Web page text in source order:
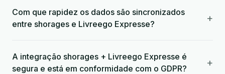
Com que rapidez os dados são sincronizados
entre shorages e Livreego Expresse?
+
A integração shorages + Livreego Expresse é
segura e está em conformidade com o GDPR?
+